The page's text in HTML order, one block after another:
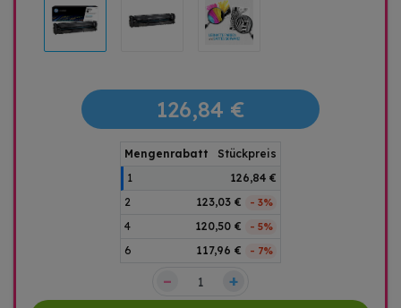
126,84 €
Mengenrabatt
Stückpreis
1
126,84 €
2
123,03 € - 3%
4 120,50 € - 5%
6 117,96 € - 7%
– +